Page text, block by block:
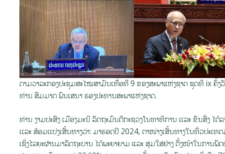
ຕາມວາລະກອງປະຊຸມສະໄໝສາມັນເທື່ອທີ 9 ຂອງສະພາແຫ່ງຊາດ ຊຸດທີ ix ຄັ້
ທ່ານ ສົມມາດ ພົນເສນາ ຮອງປະທານສະພາແຫ່ງຊາດ.
ທ່ານ ງາມປະສົງ ເມືອງມະນີ ລັດຖະມົນຕີກະຊວງໂນທາທິການ ເເລະ ຂົນສົ່ງ ໄ
ເເລະ ສ້ອມເເປງເສັ້ນທາງວ່າ: ມາຮອດປີ 2024, ຕາໜ່າງເສັ້ນທາງໃນທົ່ວປະ
ເຊິ່ງໄລຍະຜ່ານມາລັດຖະບານ ໄດ້ພະຍາຍາມ ແລະ ສຸມໃສ່ຢ່າງ ຕັ້ງໜ້າໃນການພັ